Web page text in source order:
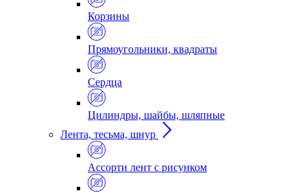
Корзины
Прямоугольники, квадраты
Сердца
Цилиндры, шайбы, шляпные
Лента, тесьма, шнур
Ассорти лент с рисунком